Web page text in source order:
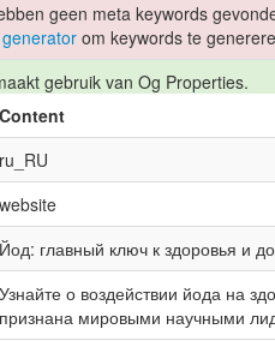
geen meta keywords
om keywords te
gebruik van Og Properties.
Content
ru_RU
website
Йод: главный ключ к здоровья и
Узнайте о воздействии йода на
признана мировыми научными